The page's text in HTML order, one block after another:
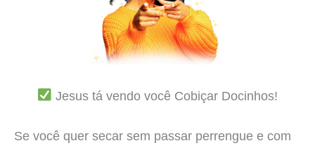
Jesus tá vendo você Cobiçar Docinhos!
Se você quer secar sem passar perrengue e com